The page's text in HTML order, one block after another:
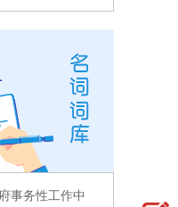
事务性工作中